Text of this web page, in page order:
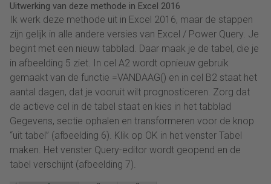
Uitwerking van deze methode in Excel 2016
Ik werk deze methode uit in Excel 2016, maar de stappen
zijn gelijk in alle andere versies van Excel / Power Query. Je
begint met een nieuw tabblad. Daar maak je de tabel, die je
in afbeelding 5 ziet. In cel A2 wordt opnieuw gebruik
gemaakt van de functie =VANDAAG() en in cel B2 staat het
aantal dagen, dat je vooruit wilt prognosticeren. Zorg dat
de actieve cel in de tabel staat en kies in het tabblad
Gegevens, sectie ophalen en transformeren voor de knop
“uit tabel” (afbeelding 6). Klik op OK in het venster Tabel
maken. Het venster Query-editor wordt geopend en de
tabel verschijnt (afbeelding 7).